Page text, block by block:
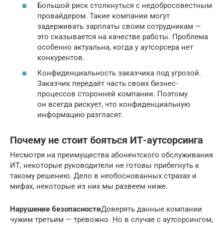
Большой риск столкнуться с недобросовестным
провайдером. Такие компании могут
задерживать зарплаты своим сотрудникам —
это сказывается на качестве работы. Проблема
особенно актуальна, когда у аутсорсера нет
конкурентов.
Конфиденциальность заказчика под угрозой.
Заказчик передаёт часть своих бизнес-
процессов сторонней компании. Поэтому
он всегда рискует, что конфиденциальную
информацию разгласят.
Почему не стоит бояться ИТ-аутсорсинга
Несмотря на преимущества абонентского обслуживания
ИТ, некоторые руководители не готовы прибегнуть к
такому решению. Дело в необоснованных страхах и
мифах, некоторые из них мы развеем ниже.
Нарушение безопасностиДоверять данные компании
чужим третьим — тревожно. Но в случае с аутсорсингом,